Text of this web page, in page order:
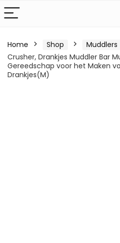
Home Shop Muddlers
Crusher, Drankjes Muddler Bar
Gereedschap voor het Maken
Drankjes(M)